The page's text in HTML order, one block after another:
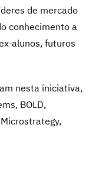
de mercado
conhecimento a
alunos, futuros
nesta iniciativa,
BOLD,